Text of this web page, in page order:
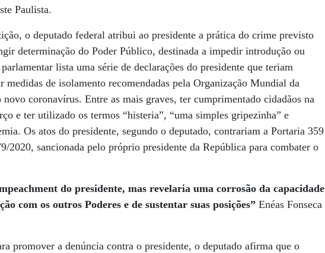
Paulista.
o deputado federal atribui ao presidente a prática do crime previsto
determinação do Poder Público, destinada a impedir introdução ou
lista uma série de declarações do presidente que teriam
medidas de isolamento recomendadas pela Organização Mundial da
coronavírus. Entre as mais graves, ter cumprimentado cidadãos na
e ter utilizado os termos “histeria”, “uma simples gripezinha” e
Os atos do presidente, segundo o deputado, contrariam a Portaria 359
2020, sancionada pelo próprio presidente da República para combater o
do presidente, mas revelaria uma corrosão da capacidade
com os outros Poderese de sustentar suas posições” Enéas Fonseca
promover a denúncia contra o presidente, o deputado afirma que o